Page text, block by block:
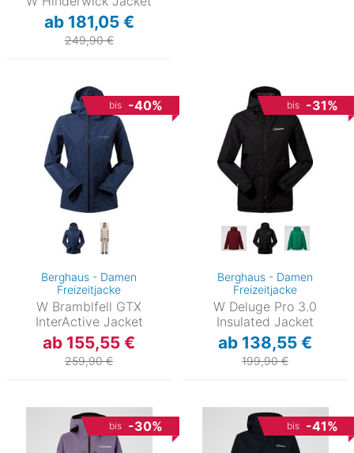
ab 181,05 €
249,90 €
bis -40%
Berghaus - Damen
Freizeitjacke
W Bramblfell GTX
InterActive Jacket
ab 155,55 €
259,90 €
bis -31%
Berghaus - Damen
Freizeitjacke
W Deluge Pro 3.0
Insulated Jacket
ab 138,55 €
199,90 €
bis -30% bis -41%